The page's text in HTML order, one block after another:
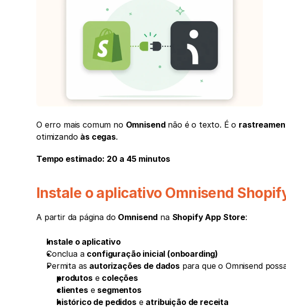
O erro mais comum no Omnisend não é o texto. É o
otimizando às cegas.
Tempo estimado: 20 a 45 minutos
Instale o aplicativo Omnisend
A partir da página do Omnisend na Shopify App Store:
Instale o aplicativo
Conclua a configuração inicial (onboarding)
Permita as autorizações de dados para que o Omnisend
produtos e coleções
clientes e segmentos
histórico de pedidos e atribuição de receita